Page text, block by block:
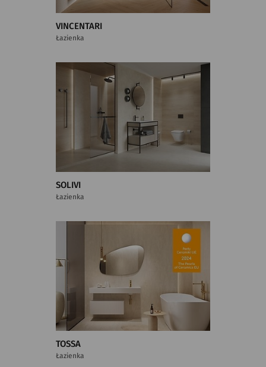
VINCENTARI
Łazienka
SOLIVI
Łazienka
TOSSA
Łazienka